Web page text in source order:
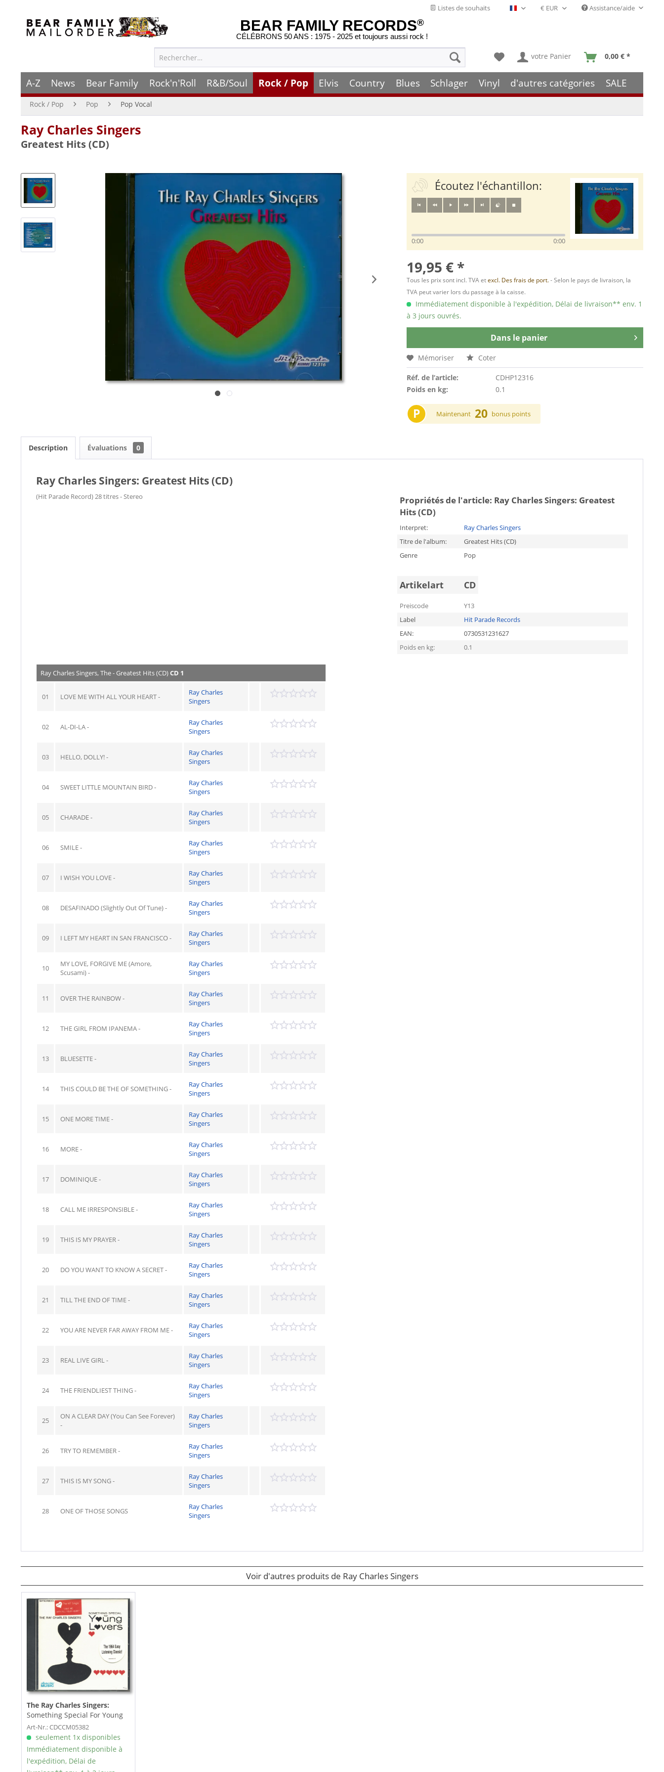
Listes de souhaits Français- FR Assistance/aide
BEAR FAMILY RECORDS®
CÉLÉBRONS 50 ANS : 1975 - 2025 et toujours aussi rock !
votre Panier 0,00 € *
A-Z News Bear Family Rock'n'Roll R&B/Soul Rock / Pop Elvis Country Blues Schlager Vinyl d'autres catégories SALE
Rock / Pop Pop Pop Vocal
Ray Charles Singers
Greatest Hits (CD)
Écoutez l'échantillon:
0:00 0:00
19,95 € *
Tous les prix sont incl. TVA etexcl. Des frais de port.- Selon le pays de livraison, la
TVA peut varier lors du passage à la caisse.
Immédiatement disponible à l'expédition, Délai de livraison** env. 1
à 3 jours ouvrés.
Dans le panier
Mémoriser Coter
Réf. de l’article:
CDHP12316
Poids en kg:
0.1
P Maintenant 20 bonus points
Description Évaluations 0
Ray Charles Singers: Greatest Hits (CD)
(Hit Parade Record) 28 titres - Stereo Propriétés de l'article: Ray Charles Singers: Greatest
Hits (CD)
Interpret:
Ray Charles Singers
Titre de l'album:
Greatest Hits (CD)
Genre
Pop
Artikelart CD
Preiscode
Y13
Label
Hit Parade Records
EAN:
0730531231627
Poids en kg:
0.1
Ray Charles Singers, The - Greatest Hits (CD)CD 1
01 LOVE ME WITH ALL YOUR HEART -
Ray Charles
Singers
02 AL-DI-LA -
Ray Charles
Singers
03 HELLO, DOLLY! -
Ray Charles
Singers
04 SWEET LITTLE MOUNTAIN BIRD -
Ray Charles
Singers
05 CHARADE -
Ray Charles
Singers
06 SMILE -
Ray Charles
Singers
07 I WISH YOU LOVE -
Ray Charles
Singers
08 DESAFINADO (Slightly Out Of Tune) -
Ray Charles
Singers
09 I LEFT MY HEART IN SAN FRANCISCO -
Ray Charles
Singers
10
MY LOVE, FORGIVE ME (Amore,
Scusami) -
Ray Charles
Singers
11 OVER THE RAINBOW -
Ray Charles
Singers
12 THE GIRL FROM IPANEMA -
Ray Charles
Singers
13 BLUESETTE -
Ray Charles
Singers
14 THIS COULD BE THE OF SOMETHING -
Ray Charles
Singers
15 ONE MORE TIME -
Ray Charles
Singers
16 MORE -
Ray Charles
Singers
17 DOMINIQUE -
Ray Charles
Singers
18 CALL ME IRRESPONSIBLE -
Ray Charles
Singers
19 THIS IS MY PRAYER -
Ray Charles
Singers
20 DO YOU WANT TO KNOW A SECRET -
Ray Charles
Singers
21 TILL THE END OF TIME -
Ray Charles
Singers
22 YOU ARE NEVER FAR AWAY FROM ME -
Ray Charles
Singers
23 REAL LIVE GIRL -
Ray Charles
Singers
24 THE FRIENDLIEST THING -
Ray Charles
Singers
25
ON A CLEAR DAY (You Can See Forever)
-
Ray Charles
Singers
26 TRY TO REMEMBER -
Ray Charles
Singers
27 THIS IS MY SONG -
Ray Charles
Singers
28 ONE OF THOSE SONGS
Ray Charles
Singers
Voir d'autres produits de Ray Charles Singers
The Ray Charles Singers:
Something Special For Young
Lovers (CD)
Art-Nr.: CDCCM05382
seulement 1x disponibles
Immédiatement disponible à
l'expédition, Délai de